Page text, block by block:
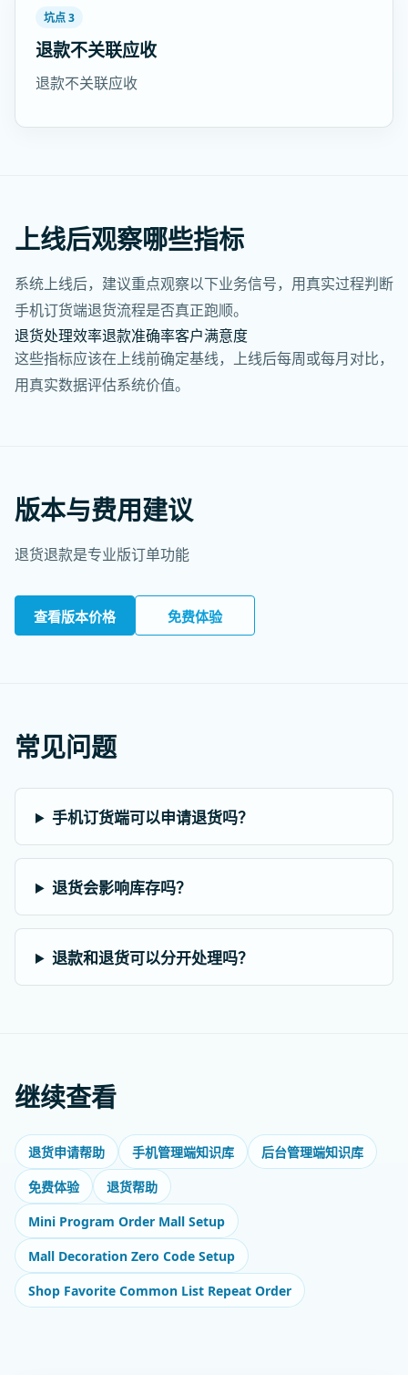
坑点 3
退款不关联应收
退款不关联应收
上线后观察哪些指标
系统上线后，建议重点观察以下业务信号，用真实过程判断
手机订货端退货流程是否真正跑顺。
退货处理效率退款准确率客户满意度
这些指标应该在上线前确定基线，上线后每周或每月对比，
用真实数据评估系统价值。
版本与费用建议
退货退款是专业版订单功能
查看版本价格 免费体验
常见问题
手机订货端可以申请退货吗？
退货会影响库存吗？
退款和退货可以分开处理吗？
继续查看
退货申请帮助 手机管理端知识库
后台管理端知识库
免费体验
退货帮助
Mini Program Order Mall Setup
Mall Decoration Zero Code Setup
Shop Favorite Common List Repeat Order